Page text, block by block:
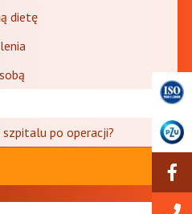
dietę
po operacji?